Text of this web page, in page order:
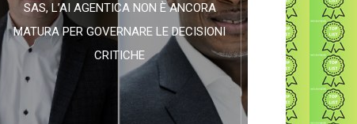
SAS, L’AI AGENTICA NON È ANCORA
MATURA PER GOVERNARE LE DECISIONI
CRITICHE